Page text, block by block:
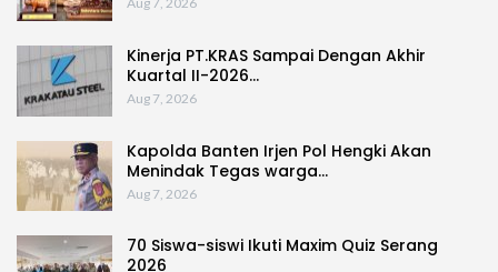
Kinerja PT.KRAS Sampai Dengan Akhir
Kuartal II-2026…
Aug 7, 2026
Kapolda Banten Irjen Pol Hengki Akan
Menindak Tegas warga…
Aug 7, 2026
70 Siswa-siswi Ikuti Maxim Quiz Serang
2026